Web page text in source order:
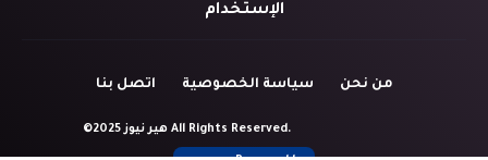
الإستخدام
من نحن سياسة الخصوصية اتصل بنا
©2025 هير نيوز All Rights Reserved.